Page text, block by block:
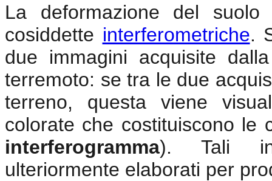
La deformazione del suolo
cosiddette interferometriche.
due immagini acquisite
terremoto: se tra le due
terreno, questa viene
colorate che costituiscono le
interferogramma). Tali
ulteriormente elaborati per